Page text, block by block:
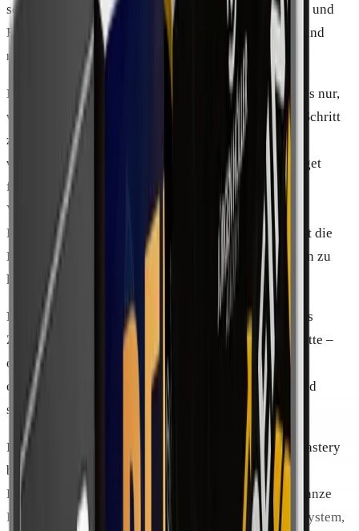
selten beim ersten Kauf. Es gibt ergänzende Produkte und
Erweiterungen, sogenannte Upsells. Manche davon sind
nützlich, manche braucht man schlicht nicht.
Das ist per se nichts Schlechtes. Problematisch wird es nur,
wenn man ohne Plan hineingeht und sich Schritt für Schritt
zu Ausgaben bewegen lässt, die man eigentlich nicht
vorhatte. Deshalb der nüchterne Rat: Vorher ein Budget
festlegen und sich fragen, was wirklich zum eigenen
Vorhaben passt. Ein Angebot abzulehnen ist kein
Rückschritt. Wer mit dieser Haltung herangeht, behält die
Kontrolle über die Kosten, statt sich von ihnen treiben zu
lassen.
Ein einfacher Test hilft im Zweifel: Bringt mich dieses
Zusatzangebot bei dem voran, was ich ohnehin vorhatte –
oder ist es nur eine zusätzliche Idee, die meinen Plan
erweitert? Im zweiten Fall darf man getrost passen und
später entscheiden. Nichts davon läuft weg.
Fair bleibt dabei auch die andere Seite: Done4You Mastery
bringt von Haus aus viel mit – fertige Produkte, ein
Reichweiten-System, ein anonymes Profil und eine ganze
Reihe Boni wie eine Viral-Software, ein Story Sales System,